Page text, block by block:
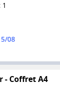
1
08
- Coffret A4